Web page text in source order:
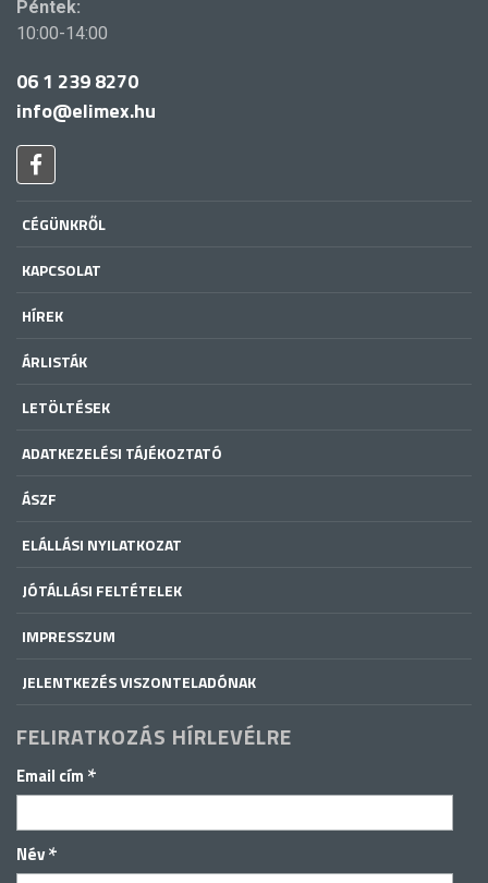
Péntek:
10:00-14:00
06 1 239 8270
info@elimex.hu
CÉGÜNKRŐL
KAPCSOLAT
HÍREK
ÁRLISTÁK
LETÖLTÉSEK
ADATKEZELÉSI TÁJÉKOZTATÓ
ÁSZF
ELÁLLÁSI NYILATKOZAT
JÓTÁLLÁSI FELTÉTELEK
IMPRESSZUM
JELENTKEZÉS VISZONTELADÓNAK
FELIRATKOZÁS HÍRLEVÉLRE
Email cím *
Név*